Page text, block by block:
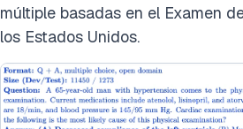
múltiple basadas en el Examen
los Estados Unidos.